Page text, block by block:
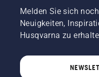
Melden Sie sich
Neuigkeiten,
Husqvarna zu